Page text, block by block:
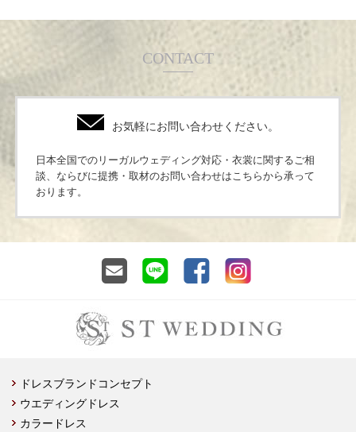
CONTACT
お気軽にお問い合わせください。
日本全国でのリーガルウェディング対応・衣裳に関するご相
談、ならびに提携・取材のお問い合わせはこちらから承って
おります。
ドレスブランドコンセプト
ウエディングドレス
カラードレス